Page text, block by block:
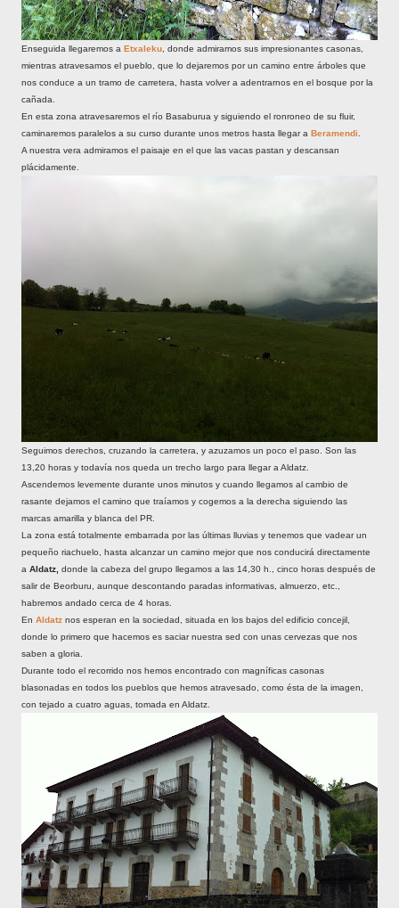
Enseguida llegaremos a Etxaleku, donde admiramos sus impresionantes casonas,
mientras atravesamos el pueblo, que lo dejaremos por un camino entre árboles que
nos conduce a un tramo de carretera, hasta volver a adentrarnos en el bosque por la
cañada.
En esta zona atravesaremos el río Basaburua y siguiendo el ronroneo de su fluir,
caminaremos paralelos a su curso durante unos metros hasta llegar a Beramendi.
A nuestra vera admiramos el paisaje en el que las vacas pastan y descansan
plácidamente.
Seguimos derechos, cruzando la carretera, y azuzamos un poco el paso. Son las
13,20 horas y todavía nos queda un trecho largo para llegar a Aldatz.
Ascendemos levemente durante unos minutos y cuando llegamos al cambio de
rasante dejamos el camino que traíamos y cogemos a la derecha siguiendo las
marcas amarilla y blanca del PR.
La zona está totalmente embarrada por las últimas lluvias y tenemos que vadear un
pequeño riachuelo, hasta alcanzar un camino mejor que nos conducirá directamente
a Aldatz, donde la cabeza del grupo llegamos a las 14,30 h., cinco horas después de
salir de Beorburu, aunque descontando paradas informativas, almuerzo, etc.,
habremos andado cerca de 4 horas.
En Aldatz nos esperan en la sociedad, situada en los bajos del edificio concejil,
donde lo primero que hacemos es saciar nuestra sed con unas cervezas que nos
saben a gloria.
Durante todo el recorrido nos hemos encontrado con magníficas casonas
blasonadas en todos los pueblos que hemos atravesado, como ésta de la imagen,
con tejado a cuatro aguas, tomada en Aldatz.